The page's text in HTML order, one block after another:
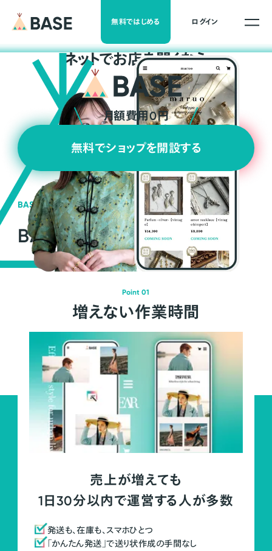
無料ではじめる ログイン
ネットでお店を開くなら
月額費用0円
無料でショップを開設する
BASEの強み
BASEが強い3つの理由
Point 01
増えない作業時間
売上が増えても
1日30分以内で運営する人が多数
発送も、在庫も、スマホひとつ
「かんたん発送」で送り状作成の手間なし